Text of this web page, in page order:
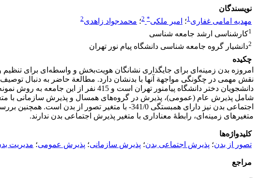
نویسندگان
مهدیه امامی غفاری1؛ امیر ملکی*
2؛ محمدجواد زاهدی2
1کارشناسی ارشد جامعه شناسی
2دانشیار گروه جامعه شناسی دانشگاه پیام نور تهران
چکیده
امروزه بدن زمینه‌ای برای جایگذاری نشانگان هویت‌بخش و واسطه‌ای برای
نقش مهمی در چگونگی مواجهة آن­ها با بدنشان دارد. مطالعة حاضر به دنبال
دانشجویان دختر دانشگاه پیام­نور
اجتماعی بدن نیز دارای همبستگی 341/0- با متغیر
متغیرهای زمینه‌ای، رابطۀ معناداری با متغیر پذیرش اجتماعی بدن ندارند.
کلیدواژه‌ها
تصور از بدن؛ پذیرش اجتماعی بدن؛ پذیرش سازمانی؛ پذیرش عمومی؛ مدیریت
مراجع